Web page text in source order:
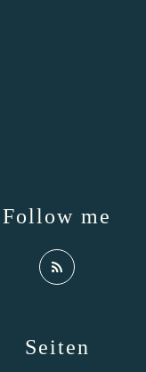
Seiten
Follow me